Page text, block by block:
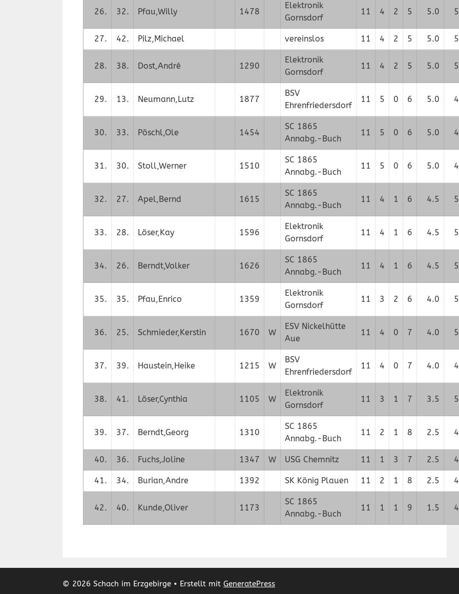
26. 32. Pfau,Willy 1478
Elektronik
Gornsdorf
11 4 2 5 5.0
27. 42. Pilz,Michael vereinslos 11 4 2 5 5.0
28. 38. Dost,André 1290
Elektronik
Gornsdorf
11 4 2 5 5.0
29. 13. Neumann,Lutz 1877
BSV
Ehrenfriedersdorf
11 5 0 6 5.0
30. 33. Pöschl,Ole 1454
SC 1865
Annabg.-Buch
11 5 0 6 5.0
31. 30. Stoll,Werner 1510
SC 1865
Annabg.-Buch
11 5 0 6 5.0
32. 27. Apel,Bernd 1615
SC 1865
Annabg.-Buch
11 4 1 6 4.5
33. 28. Löser,Kay 1596
Elektronik
Gornsdorf
11 4 1 6 4.5
34. 26. Berndt,Volker 1626
SC 1865
Annabg.-Buch
11 4 1 6 4.5
35. 35. Pfau,Enrico 1359
Elektronik
Gornsdorf
11 3 2 6 4.0
36. 25. Schmieder,Kerstin 1670 W
ESV Nickelhütte
Aue
11 4 0 7 4.0
37. 39. Haustein,Heike 1215 W
BSV
Ehrenfriedersdorf
11 4 0 7 4.0
38. 41. Löser,Cynthia 1105 W
Elektronik
Gornsdorf
11 3 1 7 3.5
39. 37. Berndt,Georg 1310
SC 1865
Annabg.-Buch
11 2 1 8 2.5
40. 36. Fuchs,Joline 1347 W USG Chemnitz 11 1 3 7 2.5
41. 34. Burian,Andre 1392 SK König Plauen 11 2 1 8 2.5
42. 40. Kunde,Oliver 1173
SC 1865
Annabg.-Buch
11 1 1 9 1.5
© 2026 Schach im Erzgebirge • Erstellt mit GeneratePress